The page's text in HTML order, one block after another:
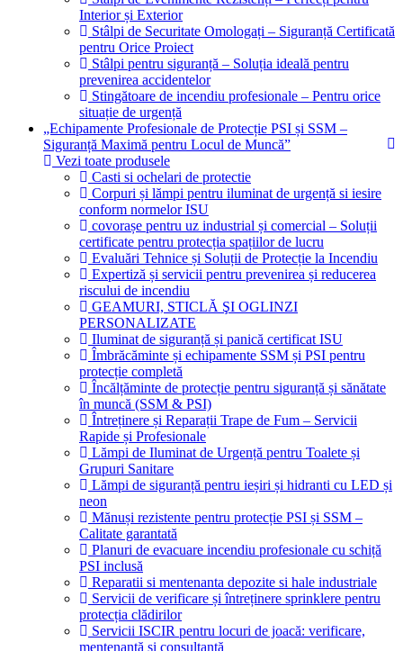
Interior și Exterior
Stâlpi de Securitate Omologați – Siguranță Certificată
pentru Orice Proiect
Stâlpi pentru siguranță – Soluția ideală pentru
prevenirea accidentelor
Stingătoare de incendiu profesionale – Pentru orice
situație de urgență
„Echipamente Profesionale de Protecție PSI și SSM –
Siguranță Maximă pentru Locul de Muncă”
Vezi toate produsele
Casti si ochelari de protectie
Corpuri și lămpi pentru iluminat de urgență si iesire
conform normelor ISU
covorașe pentru uz industrial și comercial – Soluții
certificate pentru protecția spațiilor de lucru
Evaluări Tehnice și Soluții de Protecție la Incendiu
Expertiză și servicii pentru prevenirea și reducerea
riscului de incendiu
GEAMURI, STICLĂ ŞI OGLINZI
PERSONALIZATE
Iluminat de siguranță și panică certificat ISU
Îmbrăcăminte și echipamente SSM și PSI pentru
protecție completă
Încălțăminte de protecție pentru siguranță și sănătate
în muncă (SSM & PSI)
Întreținere și Reparații Trape de Fum – Servicii
Rapide și Profesionale
Lămpi de Iluminat de Urgență pentru Toalete și
Grupuri Sanitare
Lămpi de siguranță pentru ieșiri și hidranti cu LED și
neon
Mănuși rezistente pentru protecție PSI și SSM –
Calitate garantată
Planuri de evacuare incendiu profesionale cu schiță
PSI inclusă
Reparatii si mentenanta depozite si hale industriale
Servicii de verificare și întreținere sprinklere pentru
protecția clădirilor
Servicii ISCIR pentru locuri de joacă: verificare,
mentenanță și consultanță